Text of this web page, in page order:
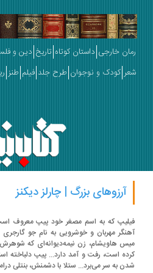
خارجی داستان کوتاه تاریخ دین و فلسفه
کودک و نوجوان طرح جلد فیلم طنز ریشه‌ها
آرزوهای بزرگ | چارلز دیکنز
که به اسم مصغر خود پیپ معروف است؛
مهربان و خوشرویی به نام جو گارجری است؛
هاویشام، زن نیمه‌دیوانه‌ای که شوهرش در
است، رفت و آمد دارد... پیپ دلباخته استلا
به سر می‌برد... ستلا با دشمنش، بنتلی درامل